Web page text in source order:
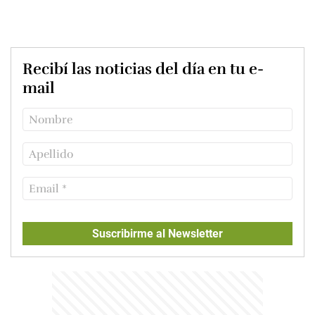
Recibí las noticias del día en tu e-
mail
Suscribirme al Newsletter